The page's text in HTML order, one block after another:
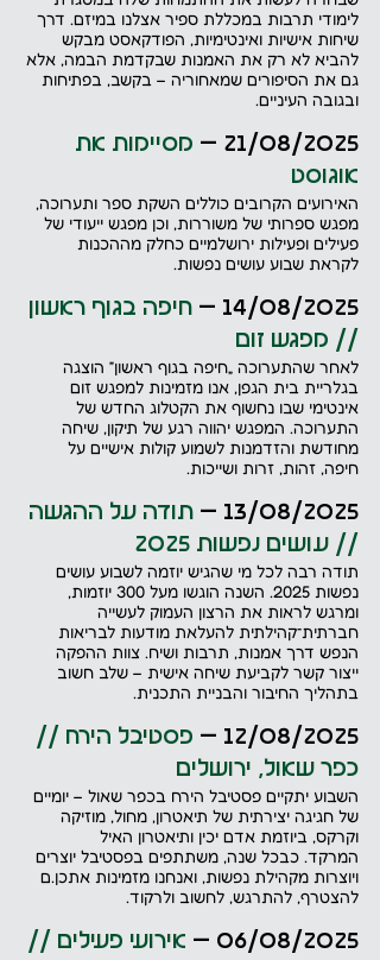
לימודי תרבות במכללת ספיר אצלנו במיזם. דרך
שיחות אישיות ואינטימיות, הפודקאסט מבקש
להביא לא רק את האמנות שבקדמת הבמה, אלא
גם את הסיפורים שמאחוריה – בקשב, בפתיחות
ובגובה העיניים.
21/08/2025 –
מסיימות את
אוגוסט
האירועים הקרובים כוללים השקת ספר ותערוכה,
מפגש ספרותי של משוררות, וכן מפגש ייעודי של
פעילים ופעילות ירושלמיים כחלק מההכנות
לקראת שבוע עושים נפשות.
14/08/2025 –
חיפה בגוף ראשון
// מפגש זום
לאחר שהתערוכה „חיפה בגוף ראשון” הוצגה
בגלריית בית הגפן, אנו מזמינות למפגש זום
אינטימי שבו נחשוף את הקטלוג החדש של
התערוכה. המפגש יהווה רגע של תיקון, שיחה
מחודשת והזדמנות לשמוע קולות אישיים על
חיפה, זהות, זרות ושייכות.
13/08/2025 –
תודה על ההגשה
// עושים נפשות 2025
תודה רבה לכל מי שהגיש יוזמה לשבוע עושים
נפשות 2025. השנה הוגשו מעל 300 יוזמות,
ומרגש לראות את הרצון העמוק לעשייה
חברתית־קהילתית להעלאת מודעות לבריאות
הנפש דרך אמנות, תרבות ושיח. צוות ההפקה
ייצור קשר לקביעת שיחה אישית – שלב חשוב
בתהליך החיבור והבניית התכנית.
12/08/2025 –
פסטיבל הירח //
כפר שאול, ירושלים
השבוע יתקיים פסטיבל הירח בכפר שאול – יומיים
של חגיגה יצירתית של תיאטרון, מחול, מוזיקה
וקרקס, ביוזמת אדם יכין ותיאטרון האיל
המרקד. כבכל שנה, משתתפים בפסטיבל יוצרים
ויוצרות מקהילת נפשות, ואנחנו מזמינות אתכן.ם
להצטרף, להתרגש, לחשוב ולרקוד.
06/08/2025 –
אירועי פעילים //